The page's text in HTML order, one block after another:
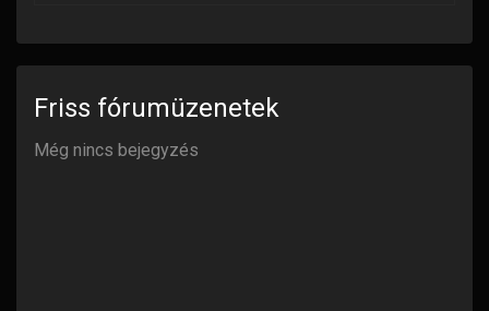
Friss fórumüzenetek
Még nincs bejegyzés